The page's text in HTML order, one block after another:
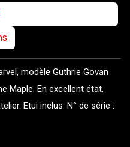
modèle Guthrie Govan
Maple. En excellent état,
Etui inclus. N° de série :